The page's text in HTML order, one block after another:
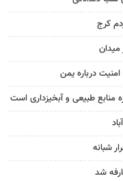
کرج
درباره یمن
منابع طبیعی و آبخیزداری است
شبانه
شد